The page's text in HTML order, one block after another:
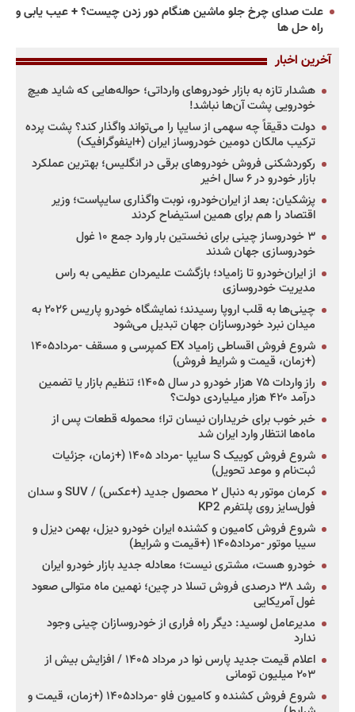
علت صدای چرخ جلو ماشین هنگام دور زدن چیست؟ + عیب یابی و
راه حل ها
آخرین اخبار
هشدار تازه به بازار خودروهای وارداتی؛ حواله‌هایی که شاید هیچ
خودرویی پشت آن‌ها نباشد!
دولت دقیقاً چه سهمی از سایپا را می‌تواند واگذار کند؟ پشت پرده
ترکیب مالکان دومین خودروساز ایران (+اینفوگرافیک)
رکوردشکنی فروش خودروهای برقی در انگلیس؛ بهترین عملکرد
بازار خودرو در ۶ سال اخیر
پزشکیان: بعد از ایران‌خودرو، نوبت واگذاری سایپاست؛ وزیر
اقتصاد را هم برای همین استیضاح کردند
۳ خودروساز چینی برای نخستین بار وارد جمع ۱۰ غول
خودروسازی جهان شدند
از ایران‌خودرو تا زامیاد؛ بازگشت علیمردان عظیمی به راس
مدیریت خودروسازی
چینی‌ها به قلب اروپا رسیدند؛ نمایشگاه خودرو پاریس ۲۰۲۶ به
میدان نبرد خودروسازان جهان تبدیل می‌شود
شروع فروش اقساطی زامیاد EX کمپرسی و مسقف -مرداد۱۴۰۵
(+زمان، قیمت و شرایط فروش)
راز واردات ۷۵ هزار خودرو در سال ۱۴۰۵؛ تنظیم بازار یا تضمین
درآمد ۴۲۰ هزار میلیاردی دولت؟
خبر خوب برای خریداران نیسان ترا؛ محموله قطعات پس از
ماه‌ها انتظار وارد ایران شد
شروع فروش کوییک S سایپا -مرداد ۱۴۰۵ (+زمان، جزئیات
ثبت‌نام و موعد تحویل)
کرمان موتور به دنبال ۲ محصول جدید (+عکس) / SUV و سدان
فول‌سایز روی پلتفرم KP2
شروع فروش کامیون و کشنده ایران خودرو دیزل، بهمن دیزل و
سیبا موتور -مرداد۱۴۰۵ (+قیمت و شرایط)
خودرو هست، مشتری نیست؛ معادله جدید بازار خودرو ایران
رشد ۳۸ درصدی فروش تسلا در چین؛ نهمین ماه متوالی صعود
غول آمریکایی
مدیرعامل لوسید: دیگر راه فراری از خودروسازان چینی وجود
ندارد
اعلام قیمت جدید پارس نوا در مرداد ۱۴۰۵ / افزایش بیش از
۲۰۳ میلیون تومانی
شروع فروش کشنده و کامیون فاو -مرداد۱۴۰۵ (+زمان، قیمت و